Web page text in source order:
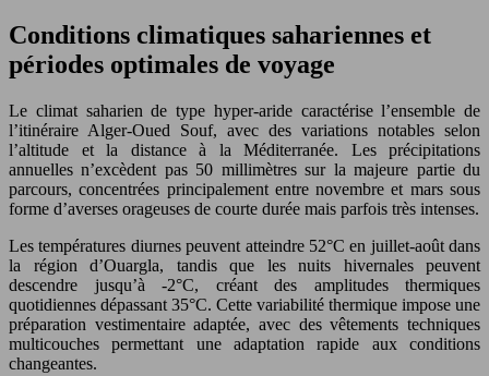
Conditions climatiques sahariennes et
périodes optimales de voyage
Le climat saharien de type hyper-aride caractérise l’ensemble de
l’itinéraire Alger-Oued Souf, avec des variations notables selon
l’altitude et la distance à la Méditerranée. Les précipitations
annuelles n’excèdent pas 50 millimètres sur la majeure partie du
parcours, concentrées principalement entre novembre et mars sous
forme d’averses orageuses de courte durée mais parfois très intenses.
Les températures diurnes peuvent atteindre 52°C en juillet-août dans
la région d’Ouargla, tandis que les nuits hivernales peuvent
descendre jusqu’à -2°C, créant des amplitudes thermiques
quotidiennes dépassant 35°C. Cette variabilité thermique impose une
préparation vestimentaire adaptée, avec des vêtements techniques
multicouches permettant une adaptation rapide aux conditions
changeantes.